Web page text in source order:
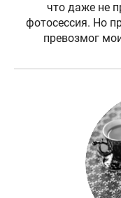
что даже не
фотосессия. Но
превозмог